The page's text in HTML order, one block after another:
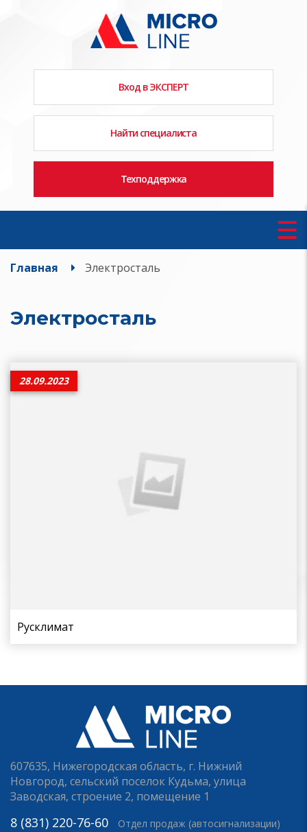
Вход в ЭКСПЕРТ
Найти специалиста
Техподдержка
Главная Электросталь
Электросталь
28.09.2023
Русклимат
607635, Нижегородская область, г. Нижний
Новгород, сельский поселок Кудьма, улица
Заводская, строение 2, помещение 1
8 (831) 220-76-60 Отдел продаж (автосигнализации)